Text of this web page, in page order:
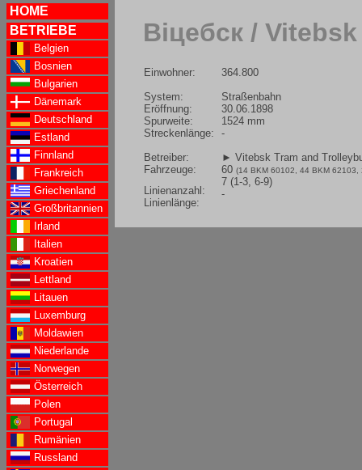
HOME
BETRIEBE
Belgien
Bosnien
Bulgarien
Dänemark
Deutschland
Estland
Finnland
Frankreich
Griechenland
Großbritannien
Irland
Italien
Kroatien
Lettland
Litauen
Luxemburg
Moldawien
Niederlande
Norwegen
Österreich
Polen
Portugal
Rumänien
Russland
Віцебск /
Einwohner:
System:
Eröffnung:
Spurweite:
Streckenlänge:
Betreiber:
Fahrzeuge:
Linienanzahl:
Linienlänge:
364.800
Straßenbahn
30.06.1898
1524 mm
-
► Vitebsk Tram and
60 (14 BKM 60102, 44 BKM 62103,
7 (1-3, 6-9)
-